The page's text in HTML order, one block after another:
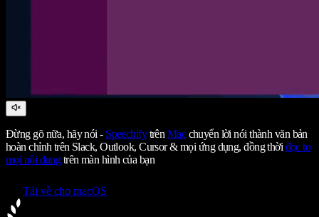
Đừng gõ nữa, hãy nói - Speechifytrên Macchuyển lời nói thành văn bản
hoàn chỉnh trên Slack, Outlook, Cursor & mọi ứng dụng, đồng thời đọc to
mọi nội dungtrên màn hình của bạn
Tải về cho macOS